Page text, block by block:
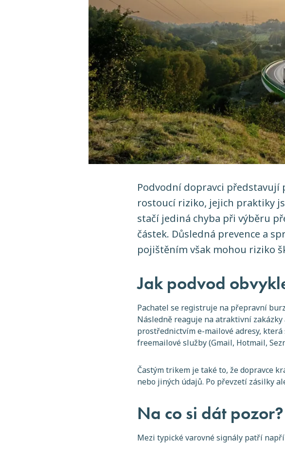
Podvodní dopravci
rostoucí riziko, jejich praktiky
stačí jediná chyba při výběru
částek. Důsledná prevence a
pojištěním však mohou riziko
Jak podvod
Pachatel se registruje na přepravní
Následně reaguje na atraktivní
prostřednictvím e-mailové adresy,
freemailové služby (Gmail, Hotmail,
Častým trikem je také to, že dopravce
nebo jiných údajů. Po převzetí zásilky
Na co si dát pozor?
Mezi typické varovné signály patří